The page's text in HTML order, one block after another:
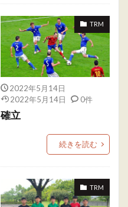
TRM
2022年5月14日
2022年5月14日
0件
確立
続きを読む
TRM